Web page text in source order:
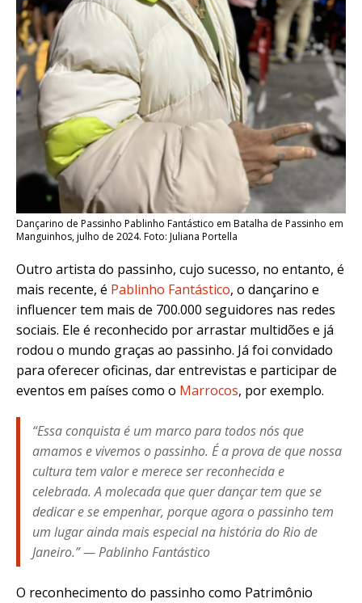
Dançarino de Passinho Pablinho Fantástico em Batalha de Passinho em
Manguinhos, julho de 2024. Foto: Juliana Portella
Outro artista do passinho, cujo sucesso, no entanto, é
mais recente, é Pablinho Fantástico, o dançarino e
influencer tem mais de 700.000 seguidores nas redes
sociais. Ele é reconhecido por arrastar multidões e já
rodou o mundo graças ao passinho. Já foi convidado
para oferecer oficinas, dar entrevistas e participar de
eventos em países como o Marrocos, por exemplo.
“Essa conquista é um marco para todos nós que
amamos e vivemos o passinho. É a prova de que nossa
cultura tem valor e merece ser reconhecida e
celebrada. A molecada que quer dançar tem que se
dedicar e se empenhar, porque agora o passinho tem
um lugar ainda mais especial na história do Rio de
Janeiro.” — Pablinho Fantástico
O reconhecimento do passinho como Patrimônio